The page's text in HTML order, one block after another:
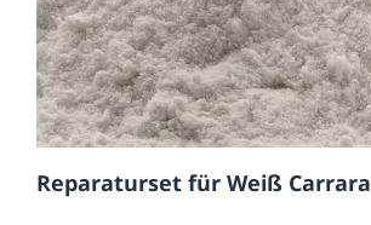
Reparaturset für Weiß Carrara